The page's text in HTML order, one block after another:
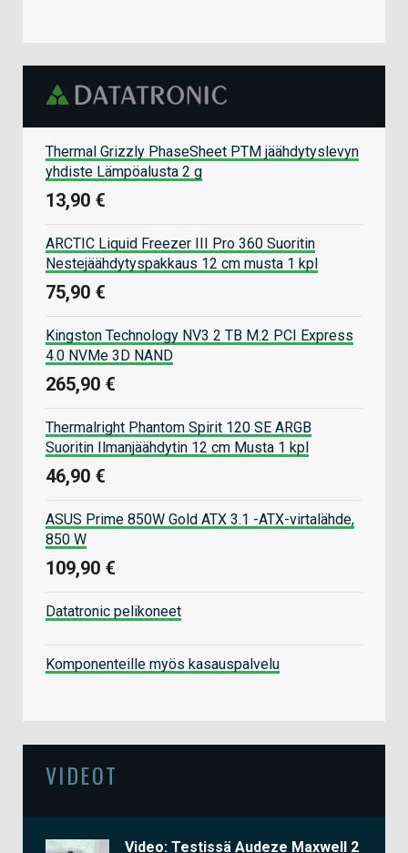
Thermal Grizzly PhaseSheet PTM jäähdytyslevyn
yhdiste Lämpöalusta 2 g
13,90 €
ARCTIC Liquid Freezer III Pro 360 Suoritin
Nestejäähdytyspakkaus 12 cm musta 1 kpl
75,90 €
Kingston Technology NV3 2 TB M.2 PCI Express
4.0 NVMe 3D NAND
265,90 €
Thermalright Phantom Spirit 120 SE ARGB
Suoritin Ilmanjäähdytin 12 cm Musta 1 kpl
46,90 €
ASUS Prime 850W Gold ATX 3.1 -ATX-virtalähde,
850 W
109,90 €
Datatronic pelikoneet
Komponenteille myös kasauspalvelu
VIDEOT
Video: Testissä Audeze Maxwell 2